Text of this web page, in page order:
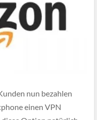
nun bezahlen
einen VPN